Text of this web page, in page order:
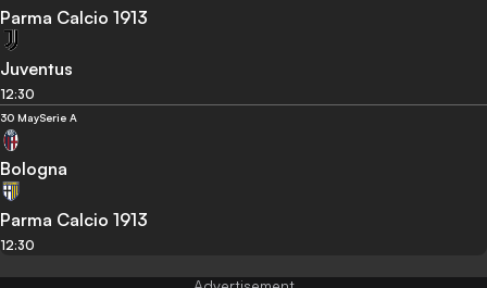
Parma Calcio 1913
Juventus
12:30
30 MaySerie A
Bologna
Parma Calcio 1913
12:30